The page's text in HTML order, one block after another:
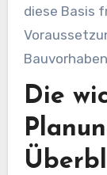
diese Basis
Die